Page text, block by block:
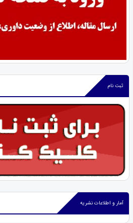
ثبت نام
آمار و اطلاعات نشریه